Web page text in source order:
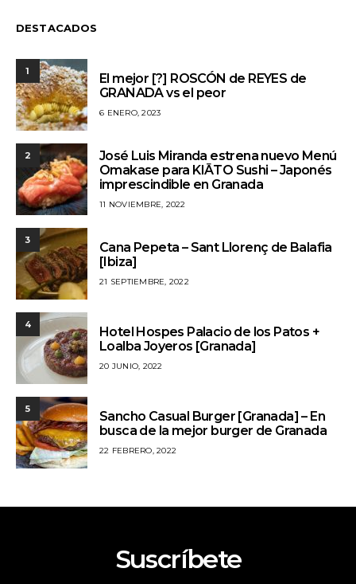
DESTACADOS
1
El mejor [?] ROSCÓN de REYES de
GRANADA vs el peor
6 ENERO, 2023
2
José Luis Miranda estrena nuevo Menú
Omakase para KIĀTO Sushi – Japonés
imprescindible en Granada
11 NOVIEMBRE, 2022
3
Cana Pepeta – Sant Llorenç de Balafia
[Ibiza]
21 SEPTIEMBRE, 2022
4
Hotel Hospes Palacio de los Patos +
Loalba Joyeros [Granada]
20 JUNIO, 2022
5
Sancho Casual Burger [Granada] – En
busca de la mejor burger de Granada
22 FEBRERO, 2022
Suscríbete